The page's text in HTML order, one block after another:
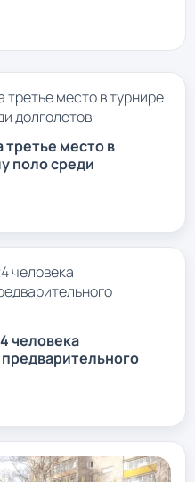
место в
поло среди
человека